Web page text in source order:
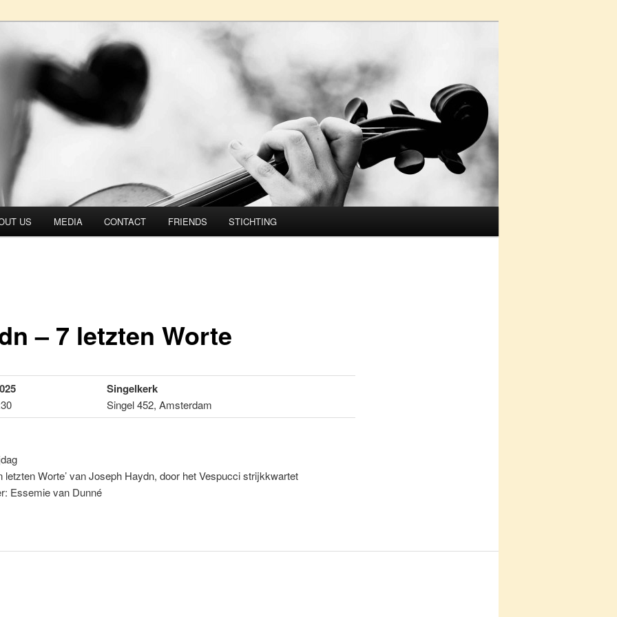
US MEDIA CONTACT FRIENDS STICHTING
– 7 letzten Worte
Singelkerk
Singel 452, Amsterdam
letzten Worte’ van Joseph Haydn, door het Vespucci strijkkwartet
Essemie van Dunné